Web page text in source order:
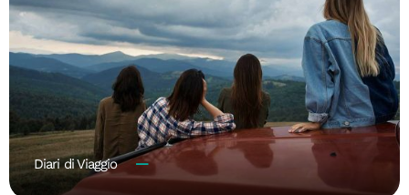
Diari di Viaggio